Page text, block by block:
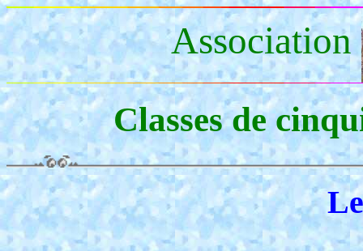
Association
Classes de